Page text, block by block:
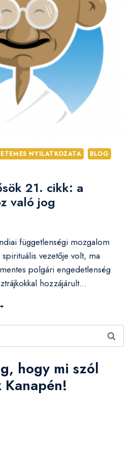
NYILATKOZATA
BLOG
21. cikk: a
való jog
függetlenségi mozgalom
vezetője volt, ma
polgári engedetlenség
hozzájárult…
hogy mi szól